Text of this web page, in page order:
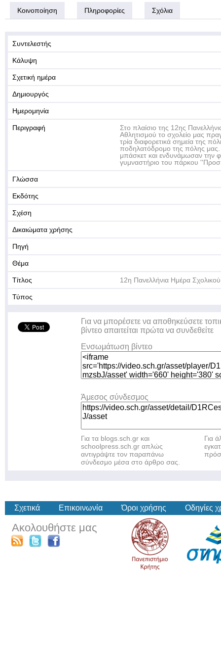
Κοινοποίηση Πληροφορίες Σχόλια
Συντελεστής
Κάλυψη
Σχετική ημέρα
Δημιουργός
Ημερομηνία
Περιγραφή
Στο πλαίσιο της 12ης
Αθλητισμού το σχολείο μας
τρία διαφορετικά σημεία της
ποδηλατόδρομο της πόλης μας.
μπάσκετ και ενδυνάμωσαν την
γυμναστήριο του πάρκου
Γλώσσα
Εκδότης
Σχέση
Δικαιώματα χρήσης
Πηγή
Θέμα
Τίτλος 12η Πανελλήνια Ημέρα
Τύπος
Για να μπορέσετε να αποθηκεύσετε
βίντεο απαιτείται πρώτα να συνδεθείτε
Ενσωμάτωση βίντεο
Άμεσος σύνδεσμος
Για τα blogs.sch.gr και
schoolpress.sch.gr απλώς
αντιγράψτε τον παραπάνω
σύνδεσμο μέσα στο άρθρο σας.
Για
Σχετικά Επικοινωνία Όροι χρήσης Οδηγίες
Ακολουθήστε μας